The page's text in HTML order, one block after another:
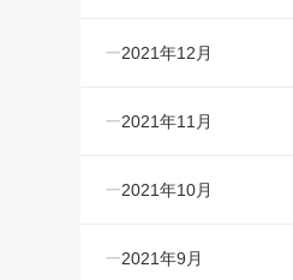
2021年12月
2021年11月
2021年10月
2021年9月